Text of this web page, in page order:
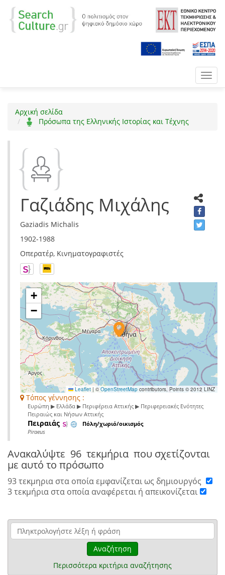
Αρχική σελίδα
Πρόσωπα της Ελληνικής Ιστορίας και Τέχνης
Γαζιάδης Μιχάλης
Gaziadis Michalis
1902-1988
Οπερατέρ, Κινηματογραφιστές
+
−
Leaflet | ©OpenStreetMap contributors, Points © 2012 LINZ
Τόπος γέννησης :
Ευρώπη ▶ Ελλάδα ▶ Περιφέρεια Αττικής ▶ Περιφερειακές Ενότητες
Πειραιώς και Νήσων Αττικής
Πειραιάς Πόλη/χωριό/οικισμός
Piraeus
Ανακαλύψτε 96 τεκμήρια που σχετίζονται
με αυτό το πρόσωπο
93 τεκμηρια στα οποία εμφανίζεται ως δημιουργός
3 τεκμήρια στα οποία αναφέρεται ή απεικονίζεται
Αναζήτηση
Περισσότερα κριτήρια αναζήτησης